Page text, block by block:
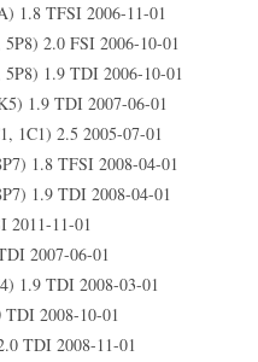
1.8 TFSI 2006-11-01
2.0 FSI 2006-10-01
1.9 TDI 2006-10-01
1.9 TDI 2007-06-01
1C1) 2.5 2005-07-01
1.8 TFSI 2008-04-01
1.9 TDI 2008-04-01
2011-11-01
2007-06-01
1.9 TDI 2008-03-01
2008-10-01
TDI 2008-11-01